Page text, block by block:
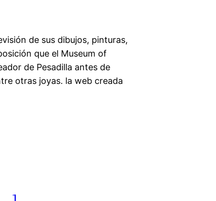
de sus dibujos, pinturas,
que el Museum of
de Pesadilla antes de
otras joyas. la web creada